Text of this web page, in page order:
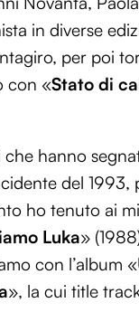
in diverse
per poi
con «Stato di
che hanno
del 1993,
ho tenuto ai
Luka»
con l’album «
», la cui title